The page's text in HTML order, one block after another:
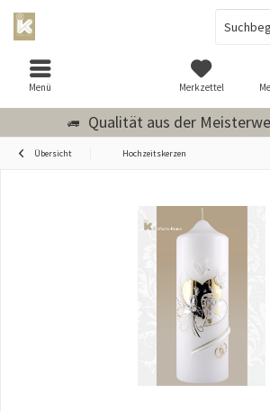
Qualität aus der
Menü Merkzettel
Übersicht Hochzeitskerzen